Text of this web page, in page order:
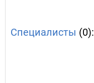
Специалисты (0):